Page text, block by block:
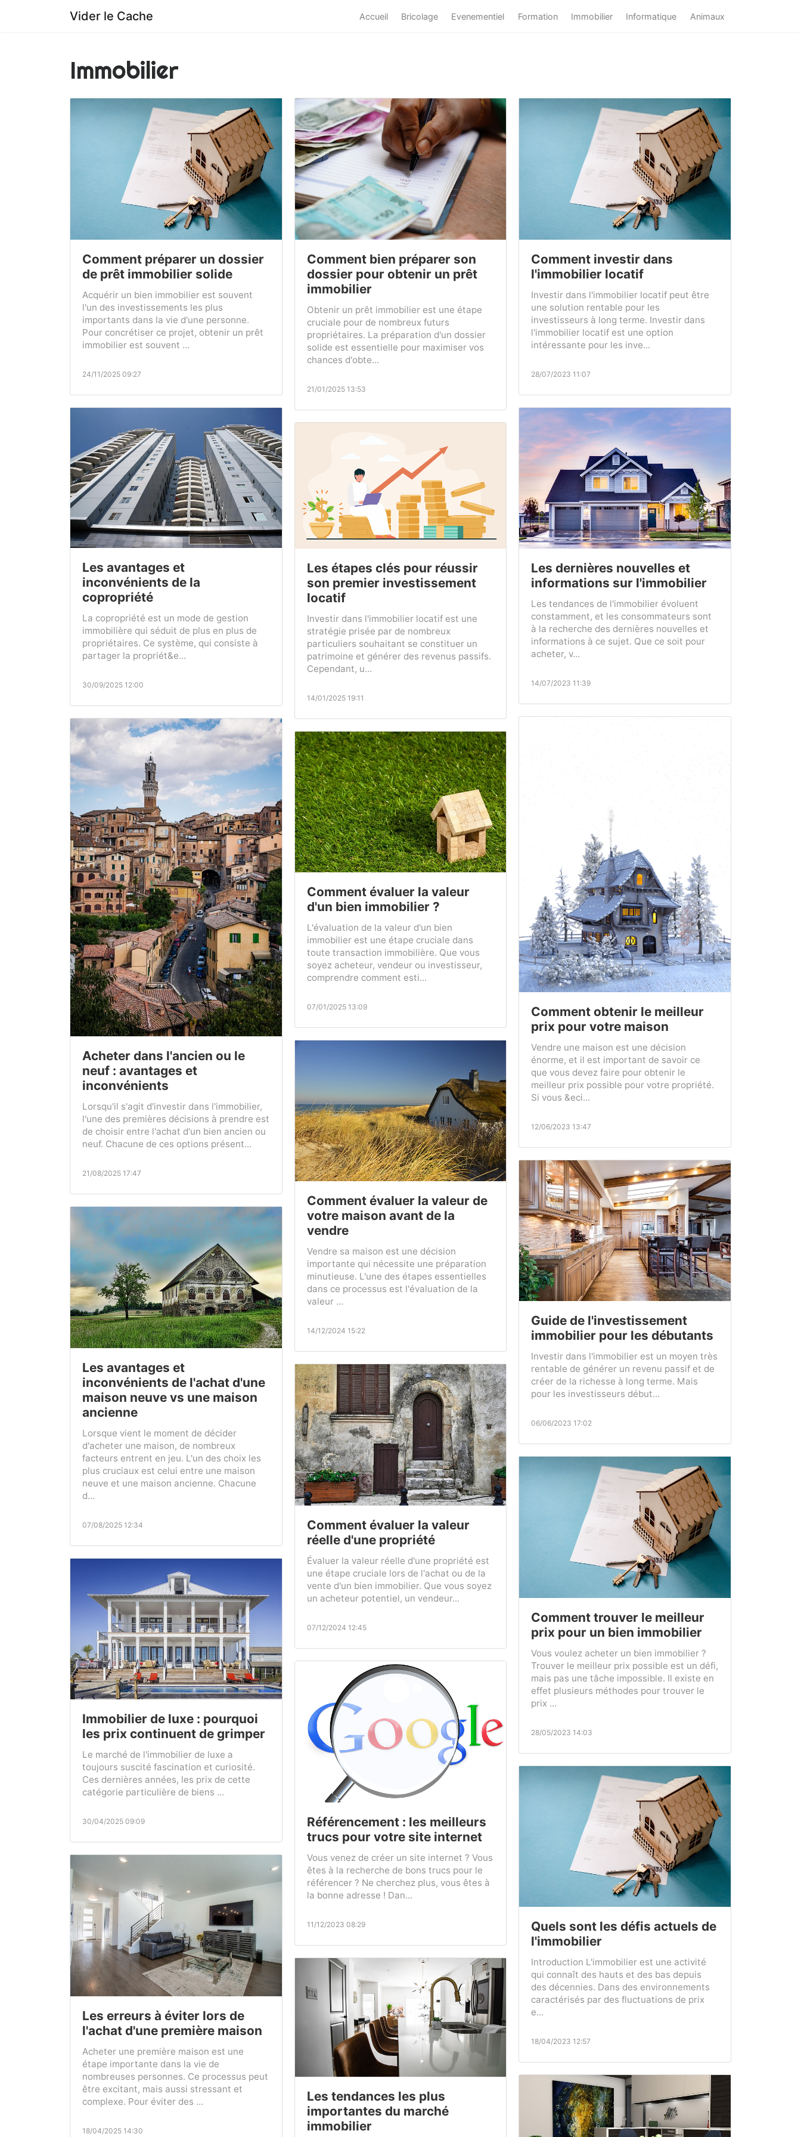
Vider le Cache Accueil Bricolage Evenementiel Formation Immobilier Informatique Animaux
Immobilier
Comment préparer un dossier
de prêt immobilier solide
Acquérir un bien immobilier est souvent
l'un des investissements les plus
importants dans la vie d'une personne.
Pour concrétiser ce projet, obtenir un prêt
immobilier est souvent ...
24/11/2025 09:27
Les avantages et
inconvénients de la
copropriété
La copropriété est un mode de gestion
immobilière qui séduit de plus en plus de
propriétaires. Ce système, qui consiste à
partager la propriét&e...
30/09/2025 12:00
Acheter dans l'ancien ou le
neuf : avantages et
inconvénients
Lorsqu'il s'agit d'investir dans l'immobilier,
l'une des premières décisions à prendre est
de choisir entre l'achat d'un bien ancien ou
neuf. Chacune de ces options présent...
21/08/2025 17:47
Les avantages et
inconvénients de l'achat d'une
maison neuve vs une maison
ancienne
Lorsque vient le moment de décider
d'acheter une maison, de nombreux
facteurs entrent en jeu. L'un des choix les
plus cruciaux est celui entre une maison
neuve et une maison ancienne. Chacune
d...
07/08/2025 12:34
Immobilier de luxe : pourquoi
les prix continuent de grimper
Le marché de l'immobilier de luxe a
toujours suscité fascination et curiosité.
Ces dernières années, les prix de cette
catégorie particulière de biens ...
30/04/2025 09:09
Les erreurs à éviter lors de
l'achat d'une première maison
Acheter une première maison est une
étape importante dans la vie de
nombreuses personnes. Ce processus peut
être excitant, mais aussi stressant et
complexe. Pour éviter des ...
18/04/2025 14:30
Comment bien préparer son
dossier pour obtenir un prêt
immobilier
Obtenir un prêt immobilier est une étape
cruciale pour de nombreux futurs
propriétaires. La préparation d'un dossier
solide est essentielle pour maximiser vos
chances d'obte...
21/01/2025 13:53
Les étapes clés pour réussir
son premier investissement
locatif
Investir dans l'immobilier locatif est une
stratégie prisée par de nombreux
particuliers souhaitant se constituer un
patrimoine et générer des revenus passifs.
Cependant, u...
14/01/2025 19:11
Comment évaluer la valeur
d'un bien immobilier ?
L'évaluation de la valeur d'un bien
immobilier est une étape cruciale dans
toute transaction immobilière. Que vous
soyez acheteur, vendeur ou investisseur,
comprendre comment esti...
07/01/2025 13:09
Comment évaluer la valeur de
votre maison avant de la
vendre
Vendre sa maison est une décision
importante qui nécessite une préparation
minutieuse. L'une des étapes essentielles
dans ce processus est l'évaluation de la
valeur ...
14/12/2024 15:22
Comment évaluer la valeur
réelle d'une propriété
Évaluer la valeur réelle d'une propriété est
une étape cruciale lors de l'achat ou de la
vente d'un bien immobilier. Que vous soyez
un acheteur potentiel, un vendeur...
07/12/2024 12:45
Référencement : les meilleurs
trucs pour votre site internet
Vous venez de créer un site internet ? Vous
êtes à la recherche de bons trucs pour le
référencer ? Ne cherchez plus, vous êtes à
la bonne adresse ! Dan...
11/12/2023 08:29
Les tendances les plus
importantes du marché
immobilier
Comment investir dans
l'immobilier locatif
Investir dans l'immobilier locatif peut être
une solution rentable pour les
investisseurs à long terme. Investir dans
l'immobilier locatif est une option
intéressante pour les inve...
28/07/2023 11:07
Les dernières nouvelles et
informations sur l'immobilier
Les tendances de l'immobilier évoluent
constamment, et les consommateurs sont
à la recherche des dernières nouvelles et
informations à ce sujet. Que ce soit pour
acheter, v...
14/07/2023 11:39
Comment obtenir le meilleur
prix pour votre maison
Vendre une maison est une décision
énorme, et il est important de savoir ce
que vous devez faire pour obtenir le
meilleur prix possible pour votre propriété.
Si vous &eci...
12/06/2023 13:47
Guide de l'investissement
immobilier pour les débutants
Investir dans l'immobilier est un moyen très
rentable de générer un revenu passif et de
créer de la richesse à long terme. Mais
pour les investisseurs début...
06/06/2023 17:02
Comment trouver le meilleur
prix pour un bien immobilier
Vous voulez acheter un bien immobilier ?
Trouver le meilleur prix possible est un défi,
mais pas une tâche impossible. Il existe en
effet plusieurs méthodes pour trouver le
prix ...
28/05/2023 14:03
Quels sont les défis actuels de
l'immobilier
Introduction L'immobilier est une activité
qui connaît des hauts et des bas depuis
des décennies. Dans des environnements
caractérisés par des fluctuations de prix
e...
18/04/2023 12:57